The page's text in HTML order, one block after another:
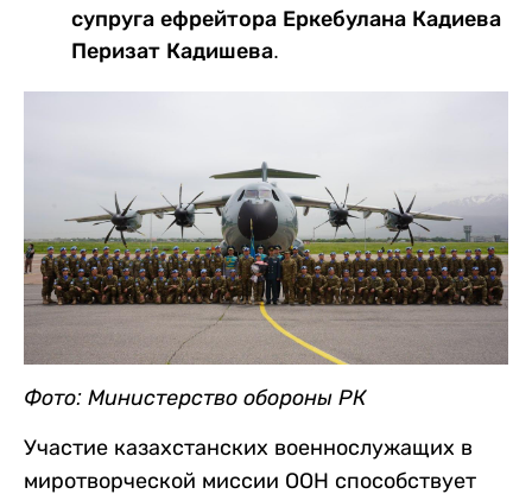
супруга ефрейтора Еркебулана Кадиева
Перизат Кадишева.
Фото: Министерство обороны РК
Участие казахстанских военнослужащих в
миротворческой миссии ООН способствует